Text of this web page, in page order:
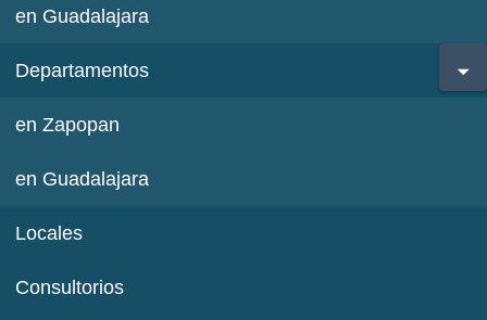
en Guadalajara
Departamentos
en Zapopan
en Guadalajara
Locales
Consultorios